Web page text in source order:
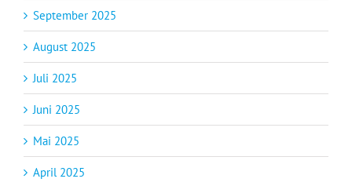
September 2025
August 2025
Juli 2025
Juni 2025
Mai 2025
April 2025